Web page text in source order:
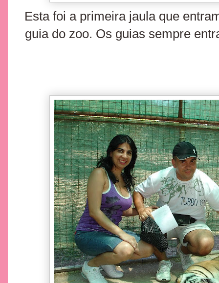
Esta foi a primeira jaula que
guia do zoo. Os guias sempre